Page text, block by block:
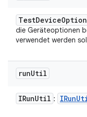
TestDevice
die Geräteoptionen
verwendet werden
runUtil
IRunUtil : IRun